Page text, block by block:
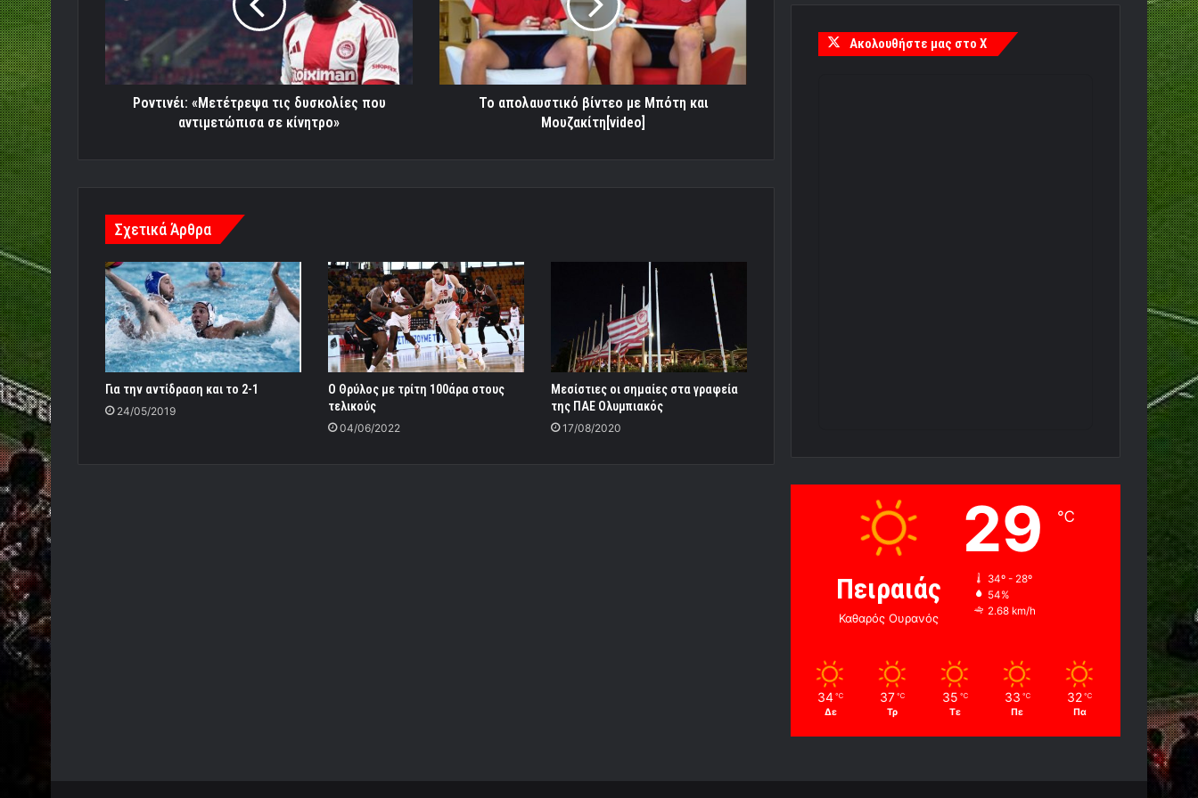
αντιμετώπισα
σε
κίνητρο»
Ροντινέι: «Μετέτρεψα τις δυσκολίες που
αντιμετώπισα σε κίνητρο»
Μπότη
και
Μουζακίτη[video]
To απολαυστικό βίντεο με Μπότη και
Μουζακίτη[video]
Σχετικά Άρθρα
Για την αντίδραση και το 2-1
24/05/2019
Ο Θρύλος με τρίτη 100άρα στους
τελικούς
04/06/2022
Μεσίστιες οι σημαίες στα γραφεία
της ΠΑΕ Ολυμπιακός
17/08/2020
Ακολουθήστε μας στο X
Πειραιάς
Καθαρός Ουρανός
29 ℃
34º - 28º
54%
2.68 km/h
34 ℃
Δε
37 ℃
Τρ
35 ℃
Τε
33 ℃
Πε
32 ℃
Πα